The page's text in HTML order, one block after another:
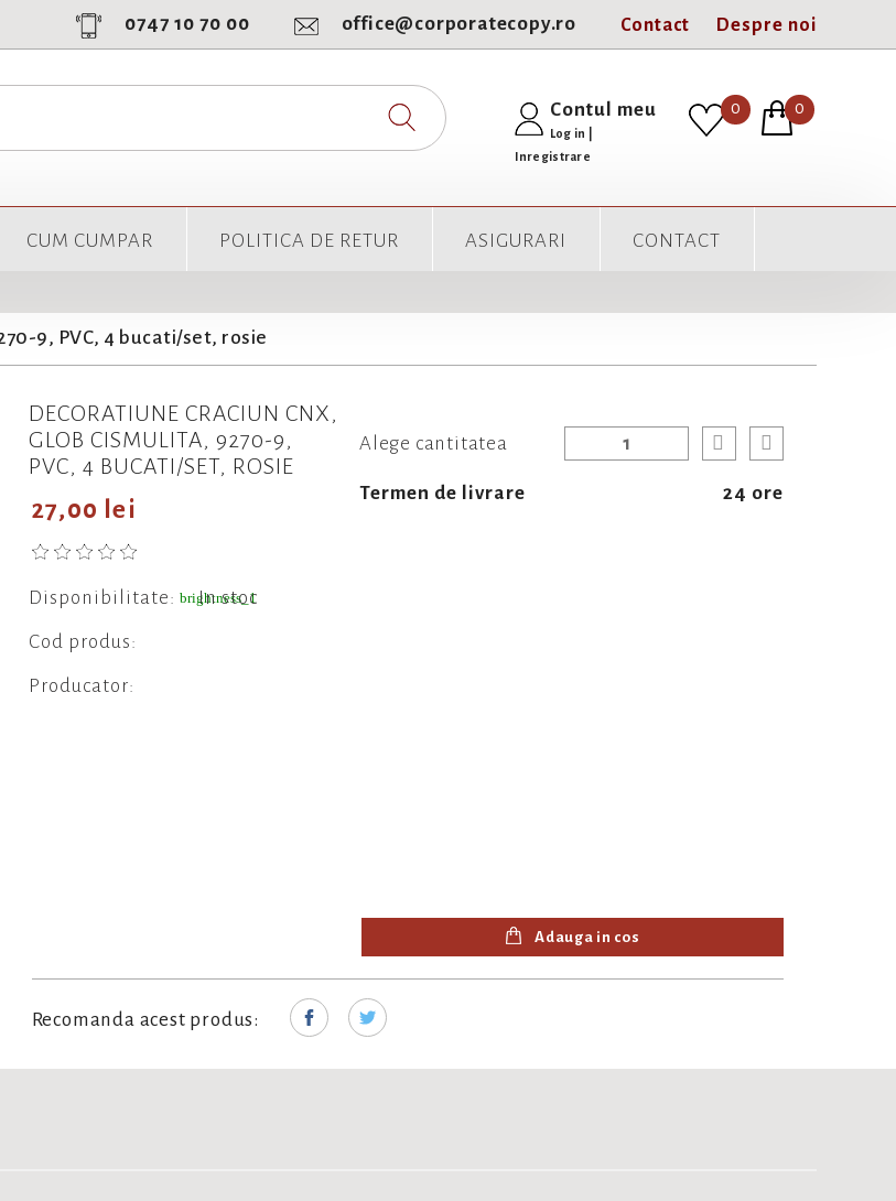
0747 10 70 00 office@corporatecopy.ro Contact Despre noi
Contul meu
Log in
Inregistrare
0 0
CUM CUMPAR POLITICA DE RETUR ASIGURARI CONTACT
9, PVC, 4 bucati/set, rosie
DECORATIUNE CRACIUN CNX,
GLOB CISMULITA, 9270-9,
PVC, 4 BUCATI/SET, ROSIE
27,00 lei
Disponibilitate: brightness_1
In stoc
Cod produs:
Producator:
Alege cantitatea
Termen de livrare 24 ore
Adauga in cos
Recomanda acest produs: